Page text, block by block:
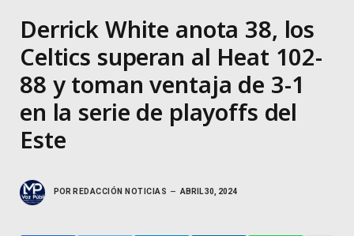
Derrick White anota 38, los
Celtics superan al Heat 102-
88 y toman ventaja de 3-1
en la serie de playoffs del
Este
POR REDACCIÓN NOTICIAS ABRIL 30, 2024